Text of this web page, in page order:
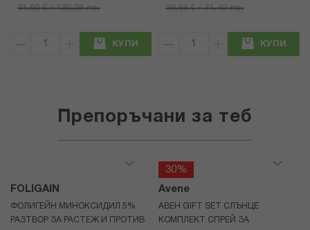
61,50 € / 120.28 лв.
КУПИ
36,55 € / 71.49 лв.
КУПИ
Препоръчани за теб
FOLIGAIN
ФОЛИГЕЙН МИНОКСИДИЛ 5%
РАЗТВОР ЗА РАСТЕЖ И ПРОТИВ
30%
Avene
АВЕН GIFT SET СЛЪНЦЕ
КОМПЛЕКТ СПРЕЙ ЗА